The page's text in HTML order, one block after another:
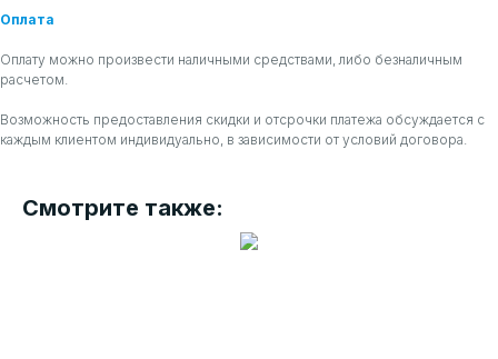
Оплата
Оплату можно произвести наличными средствами, либо безналичным
расчетом.
Возможность предоставления скидки и отсрочки платежа обсуждается с
каждым клиентом индивидуально, в зависимости от условий договора.
Смотрите также: